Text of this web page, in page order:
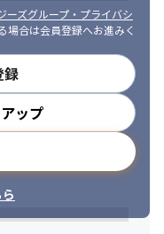
ーズグループ・プライバシ
場合は会員登録へお進みく
録
ップ